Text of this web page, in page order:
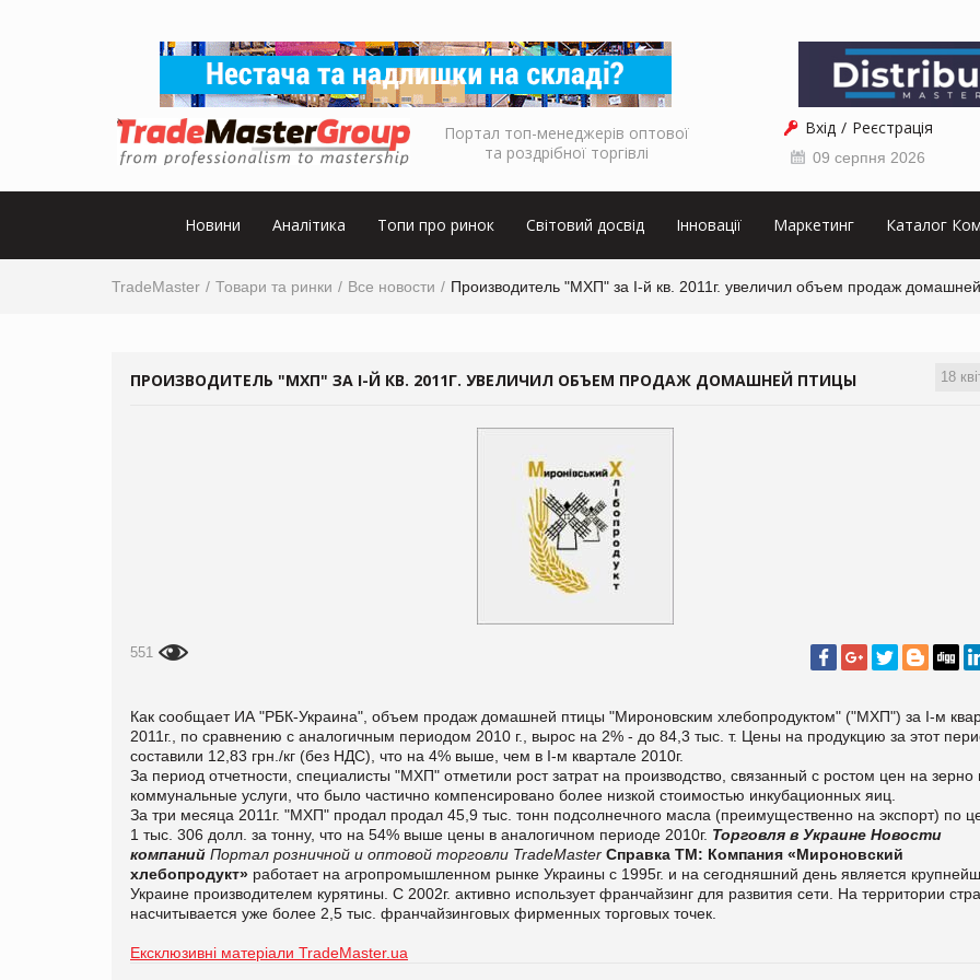
Портал топ-менеджерів оптової
та роздрібної торгівлі
Вхід Реєстрація
09 серпня 2026
Новини Аналітика Топи про ринок Світовий досвід Інновації Маркетинг Каталог
TradeMaster Товари та ринки Все новости Производитель "МХП" за I-й кв. 2011г. увеличил объем продаж
18
ПРОИЗВОДИТЕЛЬ "МХП" ЗА I-Й КВ. 2011Г. УВЕЛИЧИЛ ОБЪЕМ ПРОДАЖ ДОМАШНЕЙ ПТИЦЫ
551
Как сообщает ИА "РБК-Украина", объем продаж домашней птицы "Мироновским хлебопродуктом" ("МХП") за I-м
2011г., по сравнению с аналогичным периодом 2010 г., вырос на 2% - до 84,3 тыс. т. Цены на продукцию за этот
составили 12,83 грн./кг (без НДС), что на 4% выше, чем в І-м квартале 2010г.
За период отчетности, специалисты "МХП" отметили рост затрат на производство, связанный с ростом цен на зерно
коммунальные услуги, что было частично компенсировано более низкой стоимостью инкубационных яиц.
За три месяца 2011г. "МХП" продал продал 45,9 тыс. тонн подсолнечного масла (преимущественно на экспорт) по
1 тыс. 306 долл. за тонну, что на 54% выше цены в аналогичном периоде 2010г. Торговля в Украине Новости
компаний Портал розничной и оптовой торговли TradeMaster Справка ТМ: Компания «Мироновский
хлебопродукт» работает на агропромышленном рынке Украины с 1995г. и на сегодняшний день является
Украине производителем курятины. С 2002г. активно использует франчайзинг для развития сети. На территории
насчитывается уже более 2,5 тыс. франчайзинговых фирменных торговых точек.
Ексклюзивні матеріали TradeMaster.ua